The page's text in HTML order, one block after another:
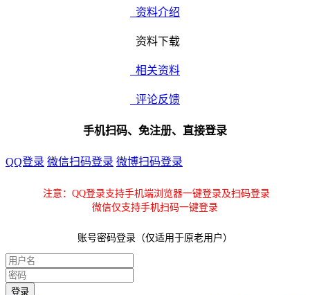
资料介绍
资料下载
相关资料
评论反馈
手机扫码、免注册、直接登录
QQ登录 微信扫码登录 微博扫码登录
注意：QQ登录支持手机端浏览器一键登录及扫码登录
微信仅支持手机扫码一键登录
账号密码登录（仅适用于原老用户）